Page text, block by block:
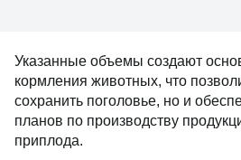
Указанные объемы создают
кормления животных, что
сохранить поголовье, но и
планов по производству
приплода.